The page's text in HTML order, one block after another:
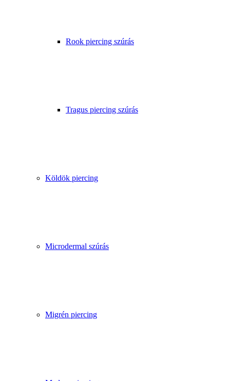
Rook piercing szúrás
Tragus piercing szúrás
Köldök piercing
Microdermal szúrás
Migrén piercing